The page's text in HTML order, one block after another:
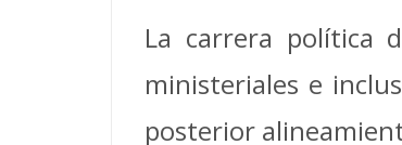
La carrera política
ministeriales e
posterior